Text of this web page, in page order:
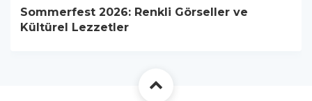
Sommerfest 2026: Renkli Görseller ve
Kültürel Lezzetler